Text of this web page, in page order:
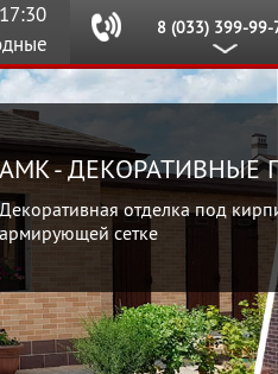
8 (033) 399-99-
AMK - ДЕКОРАТИВНЫЕ
Декоративная отделка под
армирующей сетке